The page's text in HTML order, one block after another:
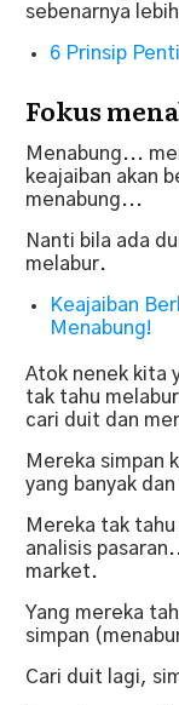
sebenarnya
6 Prinsip
Fokus
Menabung...
keajaiban akan
menabung...
Nanti bila ada
melabur.
Keajaiban
Menabung!
Atok nenek kita
tak tahu
cari duit dan
Mereka simpan
yang banyak
Mereka tak
analisis
market.
Yang mereka
simpan
Cari duit lagi,